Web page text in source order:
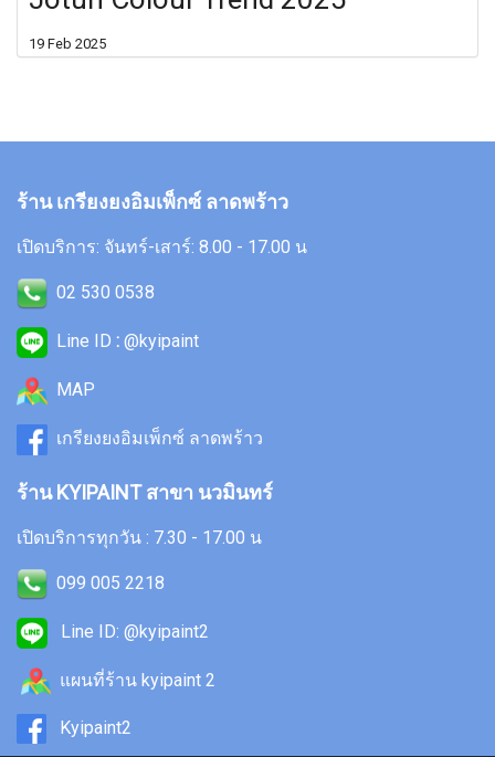
19 Feb 2025
ร้าน เกรียงยงอิมเพ็กซ์ ลาดพร้าว
เปิดบริการ: จันทร์-เสาร์: 8.00 - 17.00 น
02 530 0538
Line ID : @kyipaint
MAP
เกรียงยงอิมเพ็กซ์ ลาดพร้าว
ร้าน KYIPAINT สาขา นวมินทร์
เปิดบริการทุกวัน : 7.30 - 17.00 น
099 005 2218
Line ID: @kyipaint2
แผนที่ร้าน kyipaint 2
Kyipaint2